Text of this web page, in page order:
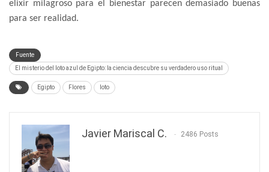
elixir milagroso para el bienestar parecen demasiado buenas
para ser realidad.
Fuente
El misterio del loto azul de Egipto: la ciencia descubre su verdadero uso ritual
Egipto Flores loto
Javier Mariscal C. 2486 Posts